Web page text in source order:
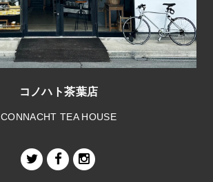
コノハト茶葉店
CONNACHT TEA HOUSE